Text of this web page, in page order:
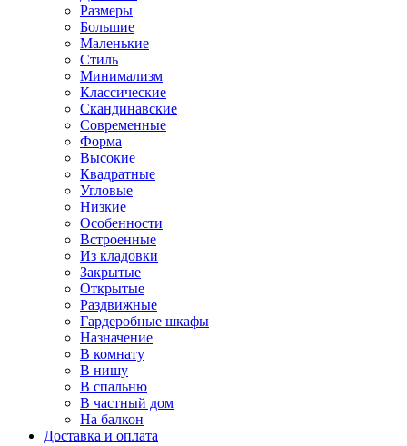
Размеры
Большие
Маленькие
Стиль
Минимализм
Классические
Скандинавские
Современные
Форма
Высокие
Квадратные
Угловые
Низкие
Особенности
Встроенные
Из кладовки
Закрытые
Открытые
Раздвижные
Гардеробные шкафы
Назначение
В комнату
В нишу
В спальню
В частный дом
На балкон
Доставка и оплата